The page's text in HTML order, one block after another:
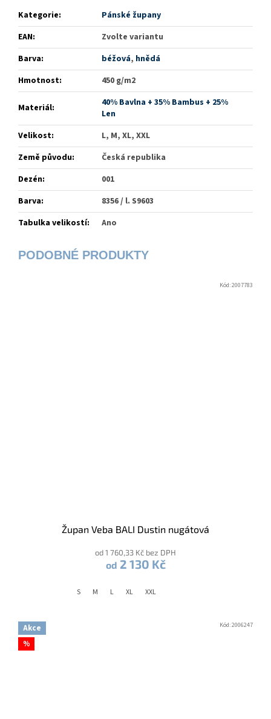
Kategorie:
Pánské župany
EAN:
Zvolte variantu
Barva: béžová, hnědá
Hmotnost: 450 g/m2
Materiál:
40% Bavlna + 35% Bambus + 25%
Len
Velikost:
L, M, XL, XXL
Země původu:
Česká republika
Dezén:
001
Barva:
8356 / l. S9603
Tabulka velikostí: Ano
Župan Veba BALI Dustin nugátová
od 1 760,33 Kč bez DPH
od 2 130 Kč
S M L XL XXL
Kód:2007783
Akce
%
Kód:2006247